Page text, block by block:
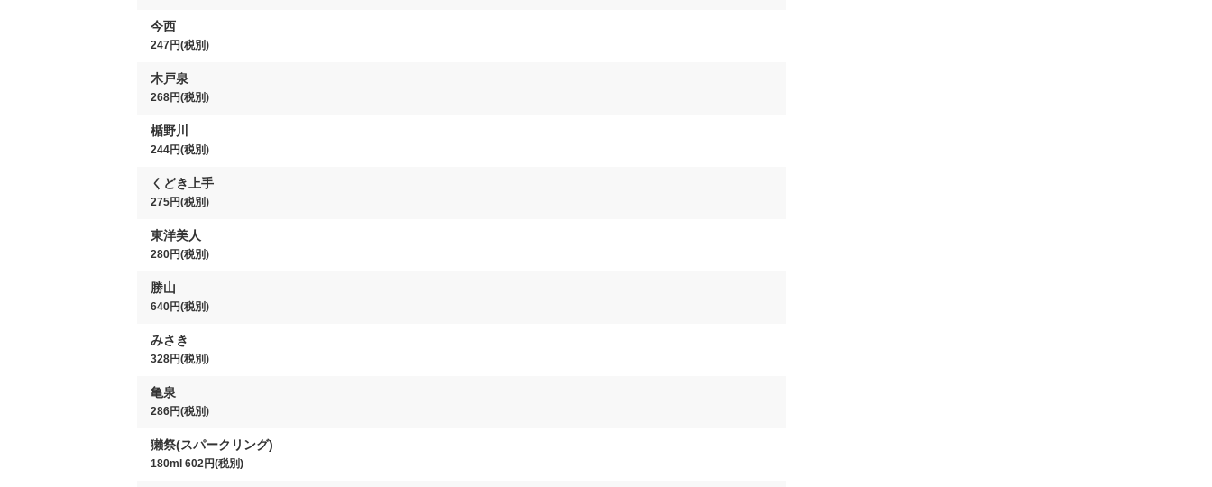
今西
247円(税別)
木戸泉
268円(税別)
楯野川
244円(税別)
くどき上手
275円(税別)
東洋美人
280円(税別)
勝山
640円(税別)
みさき
328円(税別)
亀泉
286円(税別)
獺祭(スパークリング)
180ml 602円(税別)